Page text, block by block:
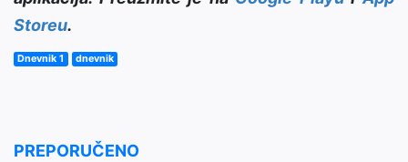
Storeu.
Dnevnik 1 dnevnik
PREPORUČENO